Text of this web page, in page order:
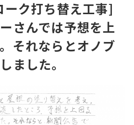
ク打ち替え工事]
さんでは予想を上
それならとオノブ
ました。